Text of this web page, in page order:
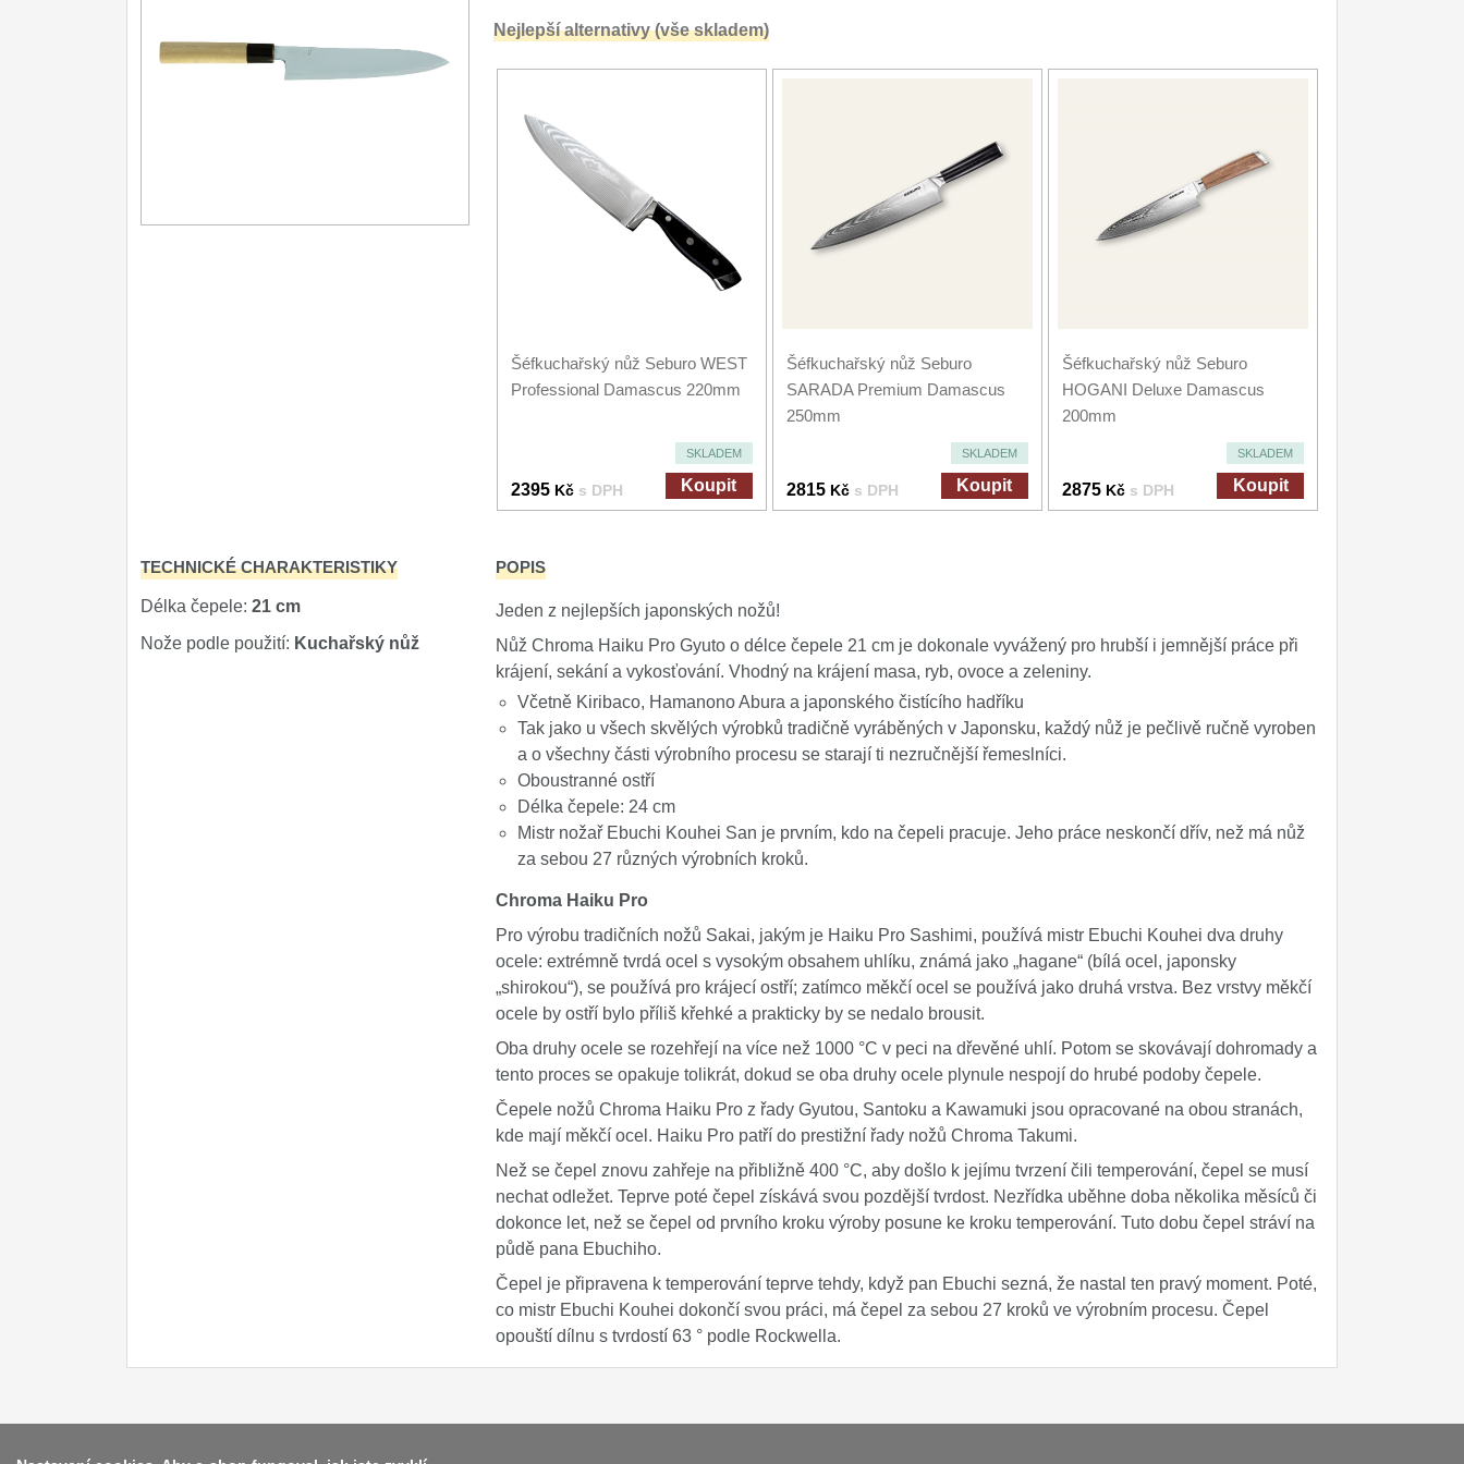
Santoku nože46
Doprodej11
Nejlepší alternativy (vše skladem)
Šéfkuchařský nůž Seburo WEST
Professional Damascus 220mm
SKLADEM
2395 Kč s DPH Koupit
Šéfkuchařský nůž Seburo
SARADA Premium Damascus
250mm
SKLADEM
2815 Kč s DPH Koupit
Šéfkuchařský nůž Seburo
HOGANI Deluxe Damascus
200mm
SKLADEM
2875 Kč s DPH Koupit
TECHNICKÉ CHARAKTERISTIKY
Délka čepele: 21 cm
Nože podle použití: Kuchařský nůž
POPIS
Jeden z nejlepších japonských nožů!
Nůž Chroma Haiku Pro Gyuto o délce čepele 21 cm je dokonale vyvážený pro hrubší i jemnější práce při
krájení, sekání a vykosťování. Vhodný na krájení masa, ryb, ovoce a zeleniny.
Včetně Kiribaco, Hamanono Abura a japonského čistícího hadříku
Tak jako u všech skvělých výrobků tradičně vyráběných v Japonsku, každý nůž je pečlivě ručně vyroben
a o všechny části výrobního procesu se starají ti nezručnější řemeslníci.
Oboustranné ostří
Délka čepele: 24 cm
Mistr nožař Ebuchi Kouhei San je prvním, kdo na čepeli pracuje. Jeho práce neskončí dřív, než má nůž
za sebou 27 různých výrobních kroků.
Chroma Haiku Pro
Pro výrobu tradičních nožů Sakai, jakým je Haiku Pro Sashimi, používá mistr Ebuchi Kouhei dva druhy
ocele: extrémně tvrdá ocel s vysokým obsahem uhlíku, známá jako „hagane“ (bílá ocel, japonsky
„shirokou“), se používá pro krájecí ostří; zatímco měkčí ocel se používá jako druhá vrstva. Bez vrstvy měkčí
ocele by ostří bylo příliš křehké a prakticky by se nedalo brousit.
Oba druhy ocele se rozehřejí na více než 1000 °C v peci na dřevěné uhlí. Potom se skovávají dohromady a
tento proces se opakuje tolikrát, dokud se oba druhy ocele plynule nespojí do hrubé podoby čepele.
Čepele nožů Chroma Haiku Pro z řady Gyutou, Santoku a Kawamuki jsou opracované na obou stranách,
kde mají měkčí ocel. Haiku Pro patří do prestižní řady nožů Chroma Takumi.
Než se čepel znovu zahřeje na přibližně 400 °C, aby došlo k jejímu tvrzení čili temperování, čepel se musí
nechat odležet. Teprve poté čepel získává svou pozdější tvrdost. Nezřídka uběhne doba několika měsíců či
dokonce let, než se čepel od prvního kroku výroby posune ke kroku temperování. Tuto dobu čepel stráví na
půdě pana Ebuchiho.
Čepel je připravena k temperování teprve tehdy, když pan Ebuchi sezná, že nastal ten pravý moment. Poté,
co mistr Ebuchi Kouhei dokončí svou práci, má čepel za sebou 27 kroků ve výrobním procesu. Čepel
opouští dílnu s tvrdostí 63 ° podle Rockwella.